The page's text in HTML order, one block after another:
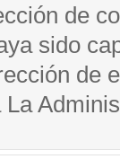
de
sido
de